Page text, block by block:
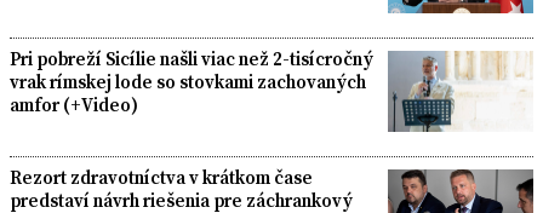
Pri pobreží Sicílie našli viac než 2-tisícročný
vrak rímskej lode so stovkami zachovaných
amfor (+Video)
Rezort zdravotníctva v krátkom čase
predstaví návrh riešenia pre záchrankový